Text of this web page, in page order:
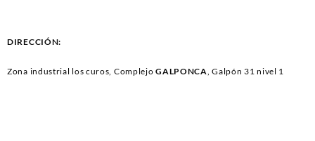
DIRECCIÓN:
Zona industrial los curos, ComplejoGALPONCA, Galpón 31 nivel 1